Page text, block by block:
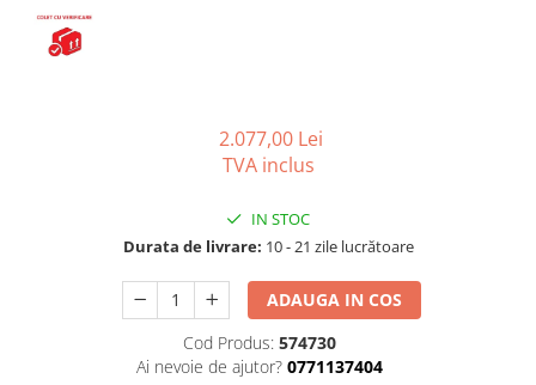
Bideuri statative
Piedestale
Rezervoare aparente
Rame instalare
Mobilier Baie
Seturi de mobilier si lavoar
2.077,00 Lei
TVA inclus
IN STOC
Durata de livrare: 10 - 21 zile lucrătoare
ADAUGA IN COS
Cod Produs: 574730
Ai nevoie de ajutor? 0771137404